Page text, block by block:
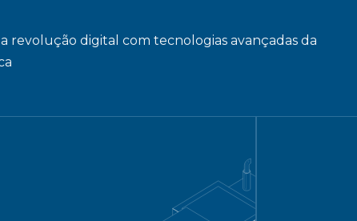
revolução digital com tecnologias avançadas da